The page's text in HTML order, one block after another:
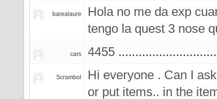
barealaure
Hola no me da exp
tengo la quest 3 nose
cars 4455 .............................
Scrambol
Hi everyone . Can I
or put items.. in the